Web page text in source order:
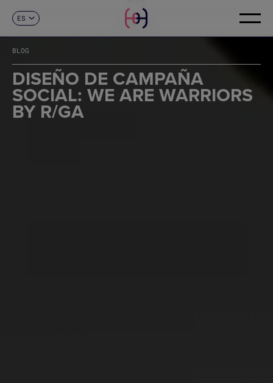
ES
FR
DE
IT
PT
CONTACTO
BLOG
DISEÑO DE CAMPAÑA
SOCIAL: WE ARE WARRIORS
BY R/GA